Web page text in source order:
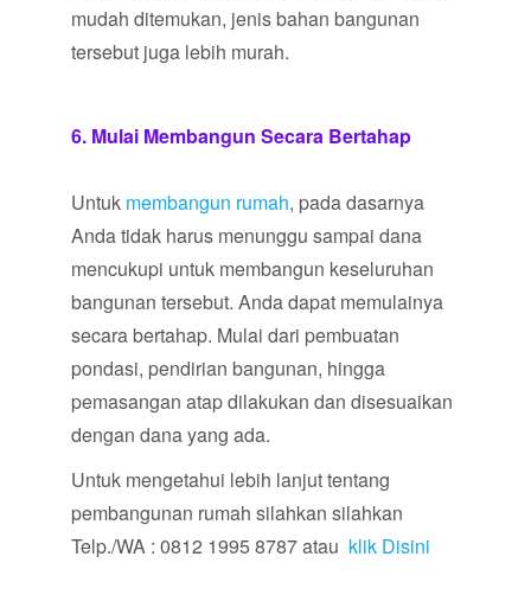
mudah ditemukan, jenis bahan bangunan
tersebut juga lebih murah.
6. Mulai Membangun Secara Bertahap
Untuk membangun rumah, pada dasarnya
Anda tidak harus menunggu sampai dana
mencukupi untuk membangun keseluruhan
bangunan tersebut. Anda dapat memulainya
secara bertahap. Mulai dari pembuatan
pondasi, pendirian bangunan, hingga
pemasangan atap dilakukan dan disesuaikan
dengan dana yang ada.
Untuk mengetahui lebih lanjut tentang
pembangunan rumah silahkan silahkan
Telp./WA : 0812 1995 8787 atau klik Disini